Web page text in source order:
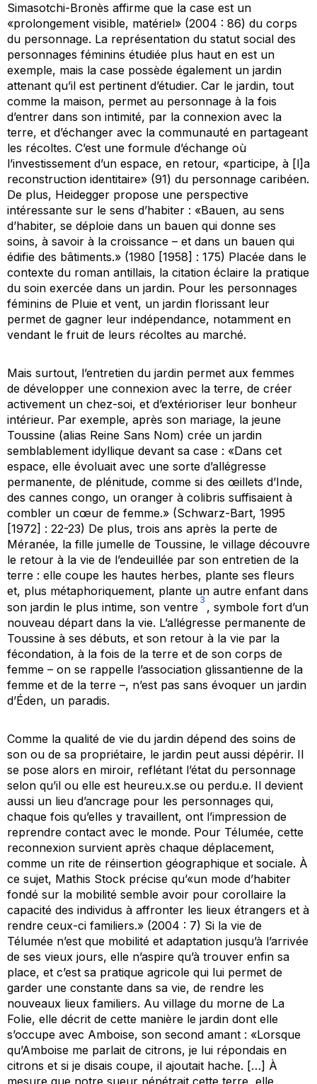
Simasotchi-Bronès affirme que la case est un
«prolongement visible, matériel» (2004 : 86) du corps
du personnage. La représentation du statut social des
personnages féminins étudiée plus haut en est un
exemple, mais la case possède également un jardin
attenant qu’il est pertinent d’étudier. Car le jardin, tout
comme la maison, permet au personnage à la fois
d’entrer dans son intimité, par la connexion avec la
terre, et d’échanger avec la communauté en partageant
les récoltes. C’est une formule d’échange où
l’investissement d’un espace, en retour, «participe, à [l]a
reconstruction identitaire» (91) du personnage caribéen.
De plus, Heidegger propose une perspective
intéressante sur le sens d’habiter : «Bauen, au sens
d’habiter, se déploie dans un bauen qui donne ses
soins, à savoir à la croissance – et dans un bauen qui
édifie des bâtiments.» (1980 [1958] : 175) Placée dans le
contexte du roman antillais, la citation éclaire la pratique
du soin exercée dans un jardin. Pour les personnages
féminins de Pluie et vent, un jardin florissant leur
permet de gagner leur indépendance, notamment en
vendant le fruit de leurs récoltes au marché.
Mais surtout, l’entretien du jardin permet aux femmes
de développer une connexion avec la terre, de créer
activement un chez-soi, et d’extérioriser leur bonheur
intérieur. Par exemple, après son mariage, la jeune
Toussine (alias Reine Sans Nom) crée un jardin
semblablement idyllique devant sa case : «Dans cet
espace, elle évoluait avec une sorte d’allégresse
permanente, de plénitude, comme si des œillets d’Inde,
des cannes congo, un oranger à colibris suffisaient à
combler un cœur de femme.» (Schwarz-Bart, 1995
[1972] : 22-23) De plus, trois ans après la perte de
Méranée, la fille jumelle de Toussine, le village découvre
le retour à la vie de l’endeuillée par son entretien de la
terre : elle coupe les hautes herbes, plante ses fleurs
et, plus métaphoriquement, plante un autre enfant dans
son jardin le plus intime, son ventre
3
, symbole fort d’un
nouveau départ dans la vie. L’allégresse permanente de
Toussine à ses débuts, et son retour à la vie par la
fécondation, à la fois de la terre et de son corps de
femme – on se rappelle l’association glissantienne de la
femme et de la terre –, n’est pas sans évoquer un jardin
d’Éden, un paradis.
Comme la qualité de vie du jardin dépend des soins de
son ou de sa propriétaire, le jardin peut aussi dépérir. Il
se pose alors en miroir, reflétant l’état du personnage
selon qu’il ou elle est heureu.x.se ou perdu.e. Il devient
aussi un lieu d’ancrage pour les personnages qui,
chaque fois qu’elles y travaillent, ont l’impression de
reprendre contact avec le monde. Pour Télumée, cette
reconnexion survient après chaque déplacement,
comme un rite de réinsertion géographique et sociale. À
ce sujet, Mathis Stock précise qu’«un mode d’habiter
fondé sur la mobilité semble avoir pour corollaire la
capacité des individus à affronter les lieux étrangers et à
rendre ceux-ci familiers.» (2004 : 7) Si la vie de
Télumée n’est que mobilité et adaptation jusqu’à l’arrivée
de ses vieux jours, elle n’aspire qu’à trouver enfin sa
place, et c’est sa pratique agricole qui lui permet de
garder une constante dans sa vie, de rendre les
nouveaux lieux familiers. Au village du morne de La
Folie, elle décrit de cette manière le jardin dont elle
s’occupe avec Amboise, son second amant : «Lorsque
qu’Amboise me parlait de citrons, je lui répondais en
citrons et si je disais coupe, il ajoutait hache. […] À